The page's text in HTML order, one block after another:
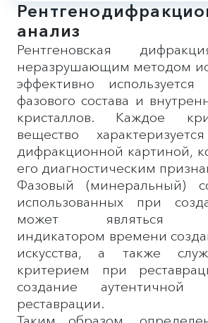
анализ
Рентгеновская
неразрушающим методом
эффективно
фазового состава и
кристаллов. Каждое
вещество
дифракционной картиной,
его диагностическим
Фазовый (минеральный)
использованных при
может являться
индикатором времени
искусства, а также
критерием при
создание аутентичной
реставрации.